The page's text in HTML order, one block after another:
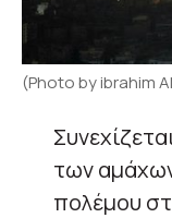
(Photo by ibrahim
των
πολέμου